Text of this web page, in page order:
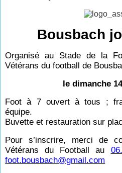
Bousbach
Organisé au Stade de la
Vétérans du football de
le dimanche
Foot à 7 ouvert à tous ;
équipe.
Buvette et restauration sur
Pour s’inscrire, merci de
Vétérans du Football au
foot.bousbach@gmail.com